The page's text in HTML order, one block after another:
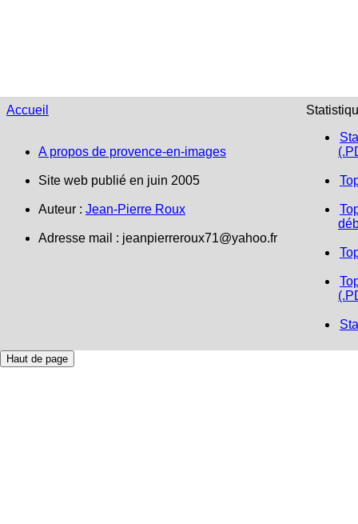
Accueil
A propos de provence-en-images
Site web publié en juin 2005
Auteur : Jean-Pierre Roux
Adresse mail : jeanpierreroux71@yahoo.fr
Haut de page